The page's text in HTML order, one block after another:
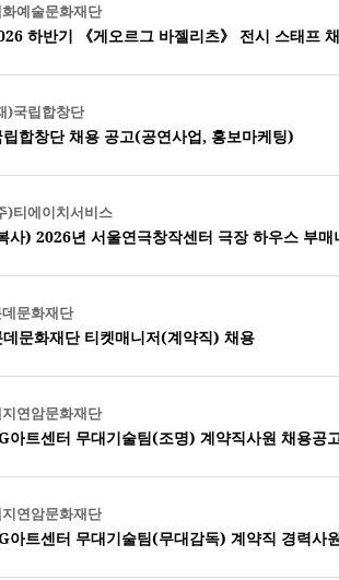
예술문화재단
하반기 《게오르그 바젤리츠》 전시 스태프
)국립합창단
립합창단 채용 공고(공연사업, 홍보마케팅)
)티에이치서비스
사) 2026년 서울연극창작센터 극장 하우스 부
문화재단
데문화재단 티켓매니저(계약직) 채용
연암문화재단
아트센터 무대기술팀(조명) 계약직사원 채용공
연암문화재단
아트센터 무대기술팀(무대감독) 계약직 경력사